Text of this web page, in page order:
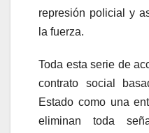
represión policial y
la fuerza.
Toda esta serie de
contrato social
Estado como una
eliminan toda